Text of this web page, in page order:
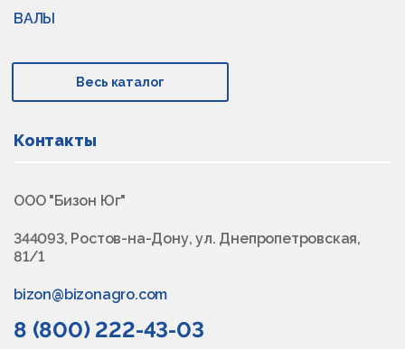
ВАЛЫ
Весь каталог
Контакты
ООО "Бизон Юг"
344093, Ростов-на-Дону, ул. Днепропетровская,
81/1
bizon@bizonagro.com
8 (800) 222-43-03